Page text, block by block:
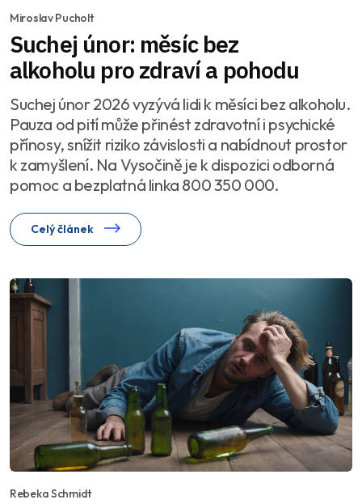
Miroslav Pucholt
Suchej únor: měsíc bez
alkoholu pro zdraví a pohodu
Suchej únor 2026 vyzývá lidi k měsíci bez alkoholu.
Pauza od pití může přinést zdravotní i psychické
přínosy, snížit riziko závislosti a nabídnout prostor
k zamyšlení. Na Vysočině je k dispozici odborná
pomoc a bezplatná linka 800 350 000.
Celý článek
Rebeka Schmidt